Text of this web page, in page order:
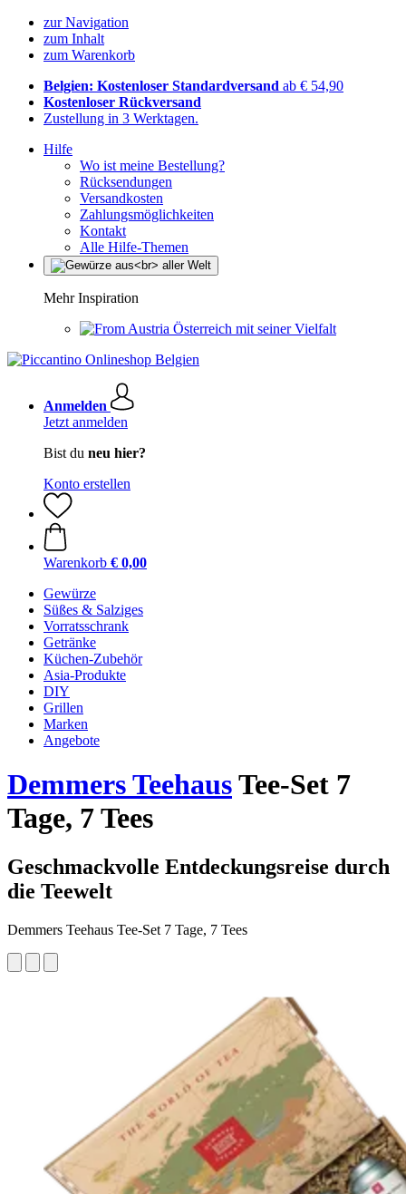
zur Navigation
zum Inhalt
zum Warenkorb
Belgien: Kostenloser Standardversand ab € 54,90
Kostenloser Rückversand
Zustellung in 3 Werktagen.
Hilfe
Wo ist meine Bestellung?
Rücksendungen
Versandkosten
Zahlungsmöglichkeiten
Kontakt
Alle Hilfe-Themen
Mehr Inspiration
Österreich mit seiner Vielfalt
Anmelden
Jetzt anmelden
Bist du neu hier?
Konto erstellen
Warenkorb € 0,00
Gewürze
Süßes & Salziges
Vorratsschrank
Getränke
Küchen-Zubehör
Asia-Produkte
DIY
Grillen
Marken
Angebote
Demmers TeehausTee-Set 7
Tage, 7 Tees
Geschmackvolle Entdeckungsreise durch
die Teewelt
Demmers Teehaus Tee-Set 7 Tage, 7 Tees